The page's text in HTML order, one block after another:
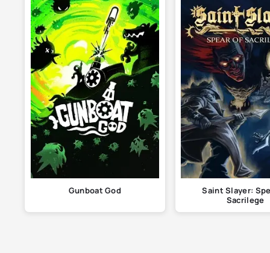
Gunboat God
Saint Slayer:
Sacrilege